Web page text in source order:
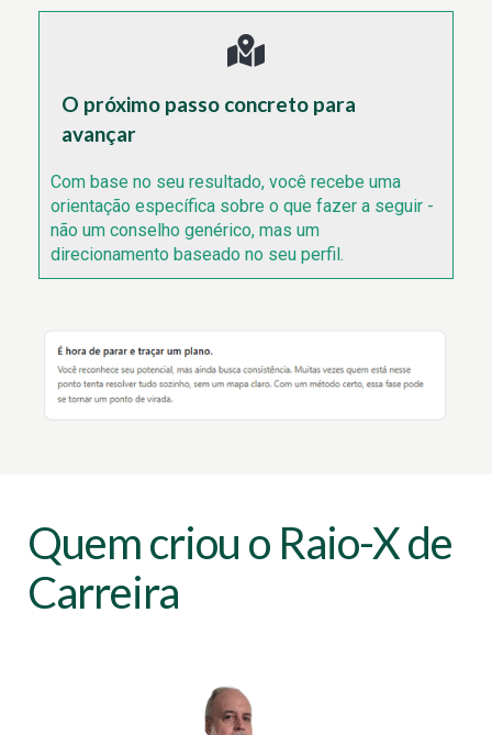
O próximo passo concreto para
avançar
Com base no seu resultado, você recebe uma
orientação específica sobre o que fazer a seguir -
não um conselho genérico, mas um
direcionamento baseado no seu perfil.
Quem criou o Raio-X de
Carreira